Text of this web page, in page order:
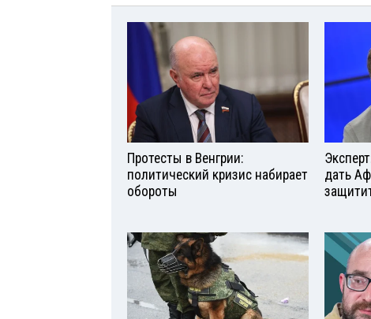
Протесты в Венгрии:
политический кризис набирает
обороты
дать